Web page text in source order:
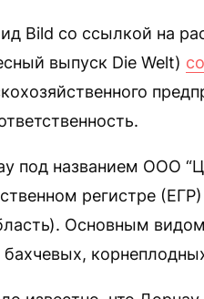
Bild со ссылкой на
выпуск Die Welt)
под названием ООО
регистре
Основным